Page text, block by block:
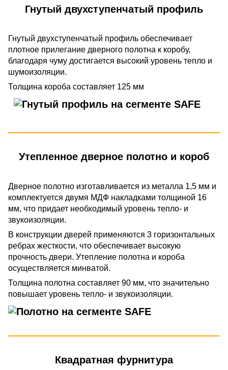
Гнутый двухступенчатый профиль
Гнутый двухступенчатый профиль обеспечивает
плотное прилегание дверного полотна к коробу,
благодаря чуму достигается высокий уровень тепло и
шумоизоляции.
Толщина короба составляет 125 мм
Утепленное дверное полотно и короб
Дверное полотно изготавливается из металла 1,5 мм и
комплектуется двумя МДФ накладками толщиной 16
мм, что придает необходимый уровень тепло- и
звукоизоляции.
В конструкции дверей применяются 3 горизонтальных
ребрах жесткости, что обеспечивает высокую
прочность двери. Утепление полотна и короба
осуществляется минватой.
Толщина полотна составляет 90 мм, что значительно
повышает уровень тепло- и звукоизоляции.
Квадратная фурнитура